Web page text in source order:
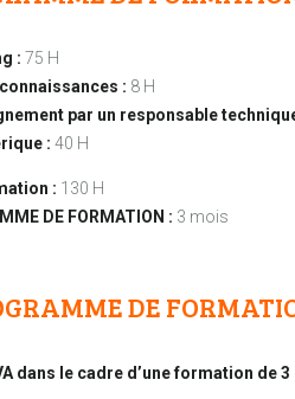
: 75 H
: 8 H
par un responsable
: 40 H
: 130 H
DE FORMATION : 3 mois
DE
dans le cadre d’une formation de